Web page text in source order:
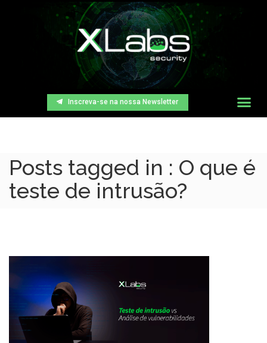
Inscreva-se na nossa Newsletter
Posts tagged in : O que é
teste de intrusão?